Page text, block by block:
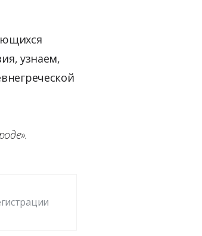
узнаем,